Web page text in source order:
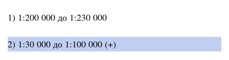
1) 1:200 000 до 1:230 000
2) 1:30 000 до 1:100 000 (+)